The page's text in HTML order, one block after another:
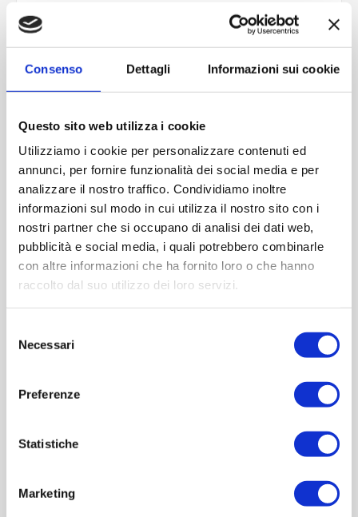
Consenso Dettagli Informazioni sui cookie
Questo sito web utilizza i cookie
Utilizziamo i cookie per personalizzare contenuti ed
annunci, per fornire funzionalità dei social media e per
analizzare il nostro traffico. Condividiamo inoltre
informazioni sul modo in cui utilizza il nostro sito con i
nostri partner che si occupano di analisi dei dati web,
pubblicità e social media, i quali potrebbero combinarle
con altre informazioni che ha fornito loro o che hanno
raccolto dal suo utilizzo dei loro servizi.
delNecessari
Preferenze
Statistiche
Marketing
Confezione da 6pz
ACQUISTA